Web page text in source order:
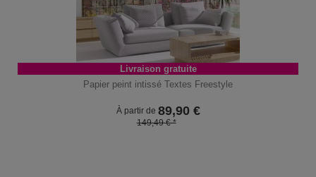
Livraison gratuite
Papier peint intissé Textes Freestyle
À partir de 89,90€
149,49 € *